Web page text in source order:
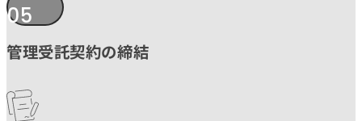
05
管理受託契約の締結